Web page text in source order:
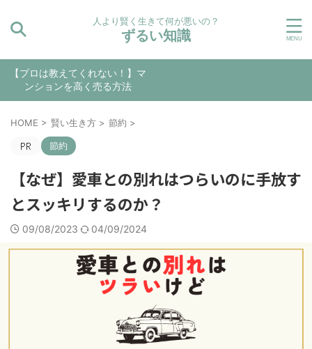
人より賢く生きて何が悪いの？
ずるい知識
【プロは教えてくれない！】マ
ンションを高く売る方法
HOME > 賢い生き方 > 節約 >
節約
【なぜ】愛車との別れはつらいのに手放す
とスッキリするのか？
09/08/2023 04/09/2024